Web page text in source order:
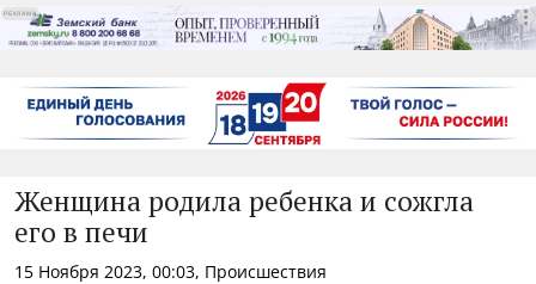
РЕКЛАМА
Женщина родила ребенка и сожгла
его в печи
15 Ноября 2023, 00:03, Происшествия